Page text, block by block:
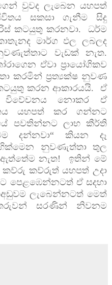
වුවද ලැබෙන යහපත්
සකසා ගැනීම සිදු
කටයුතු කරනවා. ධර්ම
මාර්ග ඵල ලබලද
වැඩක් නැත.
ඒවා ප්‍රායෝගිකව
කරමින් ප්‍රත්‍යක්ෂ නුවණ
කරන ආකාරයයි. ඒ
විවේචනය නොකර ඒ
යහපත් කර ගන්නට
පවතින්නට ලාභ කීර්ති
දන්නවා“ කියන දෑ
නුවණැත්තා තුල
ඇත්තේම නැත! ඉතින් මේ
කව්රුත් යහපත් උදා
පෙළඹෙන්නටත් ඒ සදහා
ලැබෙන්නටත් මෙත්
සරණින් නිවනම